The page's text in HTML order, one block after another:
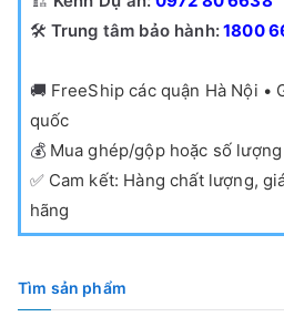
🛠️ Trung tâm bảo hành:1800
🚚 FreeShip các quận Hà Nội •
quốc
💰 Mua ghép/gộp hoặc số
✅ Cam kết: Hàng chất lượng,
hãng
Tìm sản phẩm